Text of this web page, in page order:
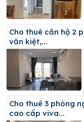
Cho thuê căn hộ 2 phòng ngủ viva riverside - 1472 đ. võ
văn kiệt,...
Cho thuê 3 phòng ngủ 2 phòng tắm căn hộ/chung cư
cao cấp viva...